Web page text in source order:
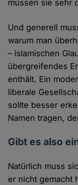
müssen sie sehr
Und generell
warum man
– islamischen
übergreifendes
enthält. Ein
liberale
sollte besser
Namen tragen,
Gibt es also
Natürlich muss
er nicht gemacht